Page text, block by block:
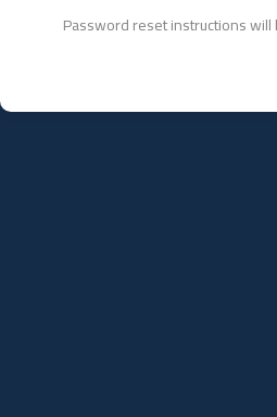
Password reset instructions